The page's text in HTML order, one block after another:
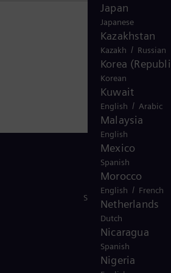
Japan
Japanese
Kazakhstan
Kazakh / Russian
Korea
Korean
Kuwait
English / Arabic
Malaysia
English
Mexico
Spanish
Morocco
English / French
Netherlands
Dutch
Nicaragua
Spanish
Nigeria
Stay in Touch